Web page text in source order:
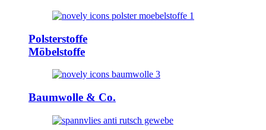
Polsterstoffe
Möbelstoffe
Baumwolle & Co.